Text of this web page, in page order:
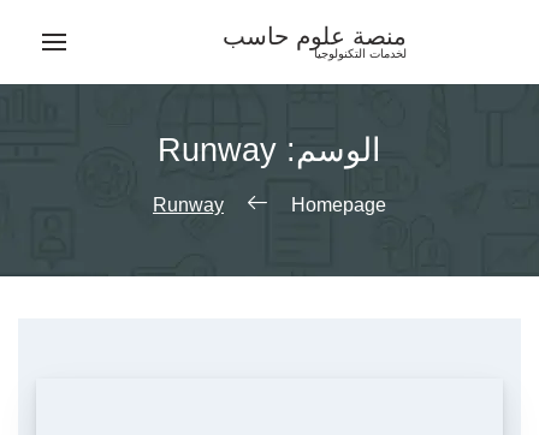
منصة علوم حاسب
لخدمات التكنولوجيا
الوسم: Runway
Homepage
Runway